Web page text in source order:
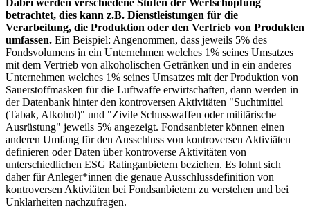
betrachtet, dies kann z.B. Dienstleistungen für die
Verarbeitung, die Produktion oder den Vertrieb von Produkten
umfassen. Ein Beispiel: Angenommen, dass jeweils 5% des
Fondsvolumens in ein Unternehmen welches 1% seines Umsatzes
mit dem Vertrieb von alkoholischen Getränken und in ein anderes
Unternehmen welches 1% seines Umsatzes mit der Produktion von
Sauerstoffmasken für die Luftwaffe erwirtschaften, dann werden in
der Datenbank hinter den kontroversen Aktivitäten "Suchtmittel
(Tabak, Alkohol)" und "Zivile Schusswaffen oder militärische
Ausrüstung" jeweils 5% angezeigt. Fondsanbieter können einen
anderen Umfang für den Ausschluss von kontroversen Aktiviäten
definieren oder Daten über kontroverse Aktivitäten von
unterschiedlichen ESG Ratinganbietern beziehen. Es lohnt sich
daher für Anleger*innen die genaue Ausschlussdefinition von
kontroversen Aktiviäten bei Fondsanbietern zu verstehen und bei
Unklarheiten nachzufragen.